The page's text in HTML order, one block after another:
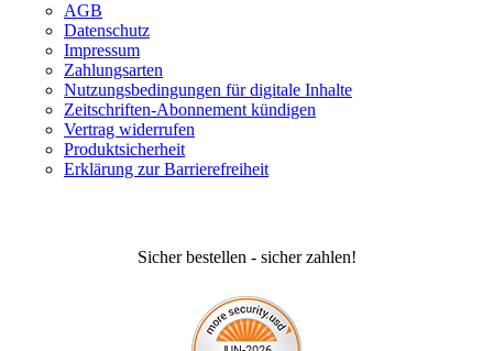
AGB
Datenschutz
Impressum
Zahlungsarten
Nutzungsbedingungen für digitale Inhalte
Zeitschriften-Abonnement kündigen
Vertrag widerrufen
Produktsicherheit
Erklärung zur Barrierefreiheit
Sicher bestellen - sicher zahlen!